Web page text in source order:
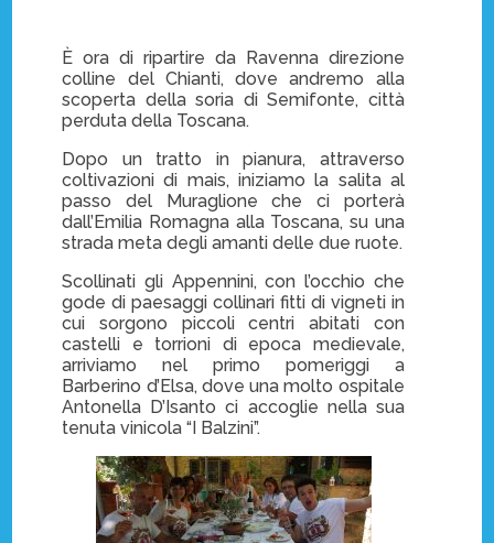
È ora di ripartire da Ravenna direzione
colline del Chianti, dove andremo alla
scoperta della soria di Semifonte, città
perduta della Toscana.
Dopo un tratto in pianura, attraverso
coltivazioni di mais, iniziamo la salita al
passo del Muraglione che ci porterà
dall’Emilia Romagna alla Toscana, su una
strada meta degli amanti delle due ruote.
Scollinati gli Appennini, con l’occhio che
gode di paesaggi collinari fitti di vigneti in
cui sorgono piccoli centri abitati con
castelli e torrioni di epoca medievale,
arriviamo nel primo pomeriggi a
Barberino d’Elsa, dove una molto ospitale
Antonella D’Isanto ci accoglie nella sua
tenuta vinicola “I Balzini”.